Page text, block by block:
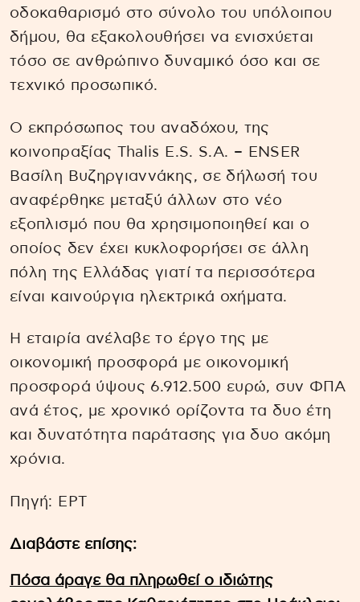
οδοκαθαρισμό στο σύνολο του υπόλοιπου
δήμου, θα εξακολουθήσει να ενισχύεται
τόσο σε ανθρώπινο δυναμικό όσο και σε
τεχνικό προσωπικό.
Ο εκπρόσωπος του αναδόχου, της
κοινοπραξίας Thalis E.S. S.A. – ENSER
Βασίλη Βυζηργιαννάκης, σε δήλωσή του
αναφέρθηκε μεταξύ άλλων στο νέο
εξοπλισμό που θα χρησιμοποιηθεί και ο
οποίος δεν έχει κυκλοφορήσει σε άλλη
πόλη της Ελλάδας γιατί τα περισσότερα
είναι καινούργια ηλεκτρικά οχήματα.
Η εταιρία ανέλαβε το έργο της με
οικονομική προσφορά με οικονομική
προσφορά ύψους 6.912.500 ευρώ, συν ΦΠΑ
ανά έτος, με χρονικό ορίζοντα τα δυο έτη
και δυνατότητα παράτασης για δυο ακόμη
χρόνια.
Πηγή: ΕΡΤ
Διαβάστε επίσης:
Πόσα άραγε θα πληρωθεί ο ιδιώτης